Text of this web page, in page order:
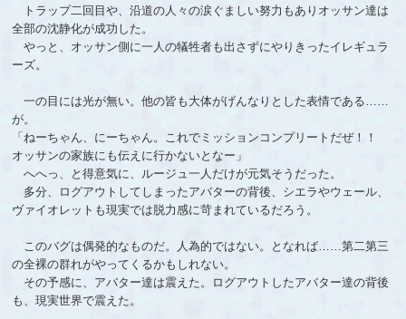
トラップ二回目や、沿道の人々の涙ぐましい努力もありオッサン達は
全部の沈静化が成功した。
やっと、オッサン側に一人の犠牲者も出さずにやりきったイレギュラ
ーズ。
一の目には光が無い。他の皆も大体がげんなりとした表情である……
が。
「ねーちゃん、にーちゃん。これでミッションコンプリートだぜ！！
オッサンの家族にも伝えに行かないとなー」
へへっ、と得意気に、ルージュ一人だけが元気そうだった。
多分、ログアウトしてしまったアバターの背後、シエラやウェール、
ヴァイオレットも現実では脱力感に苛まれているだろう。
このバグは偶発的なものだ。人為的ではない。となれば……第二第三
の全裸の群れがやってくるかもしれない。
その予感に、アバター達は震えた。ログアウトしたアバター達の背後
も、現実世界で震えた。